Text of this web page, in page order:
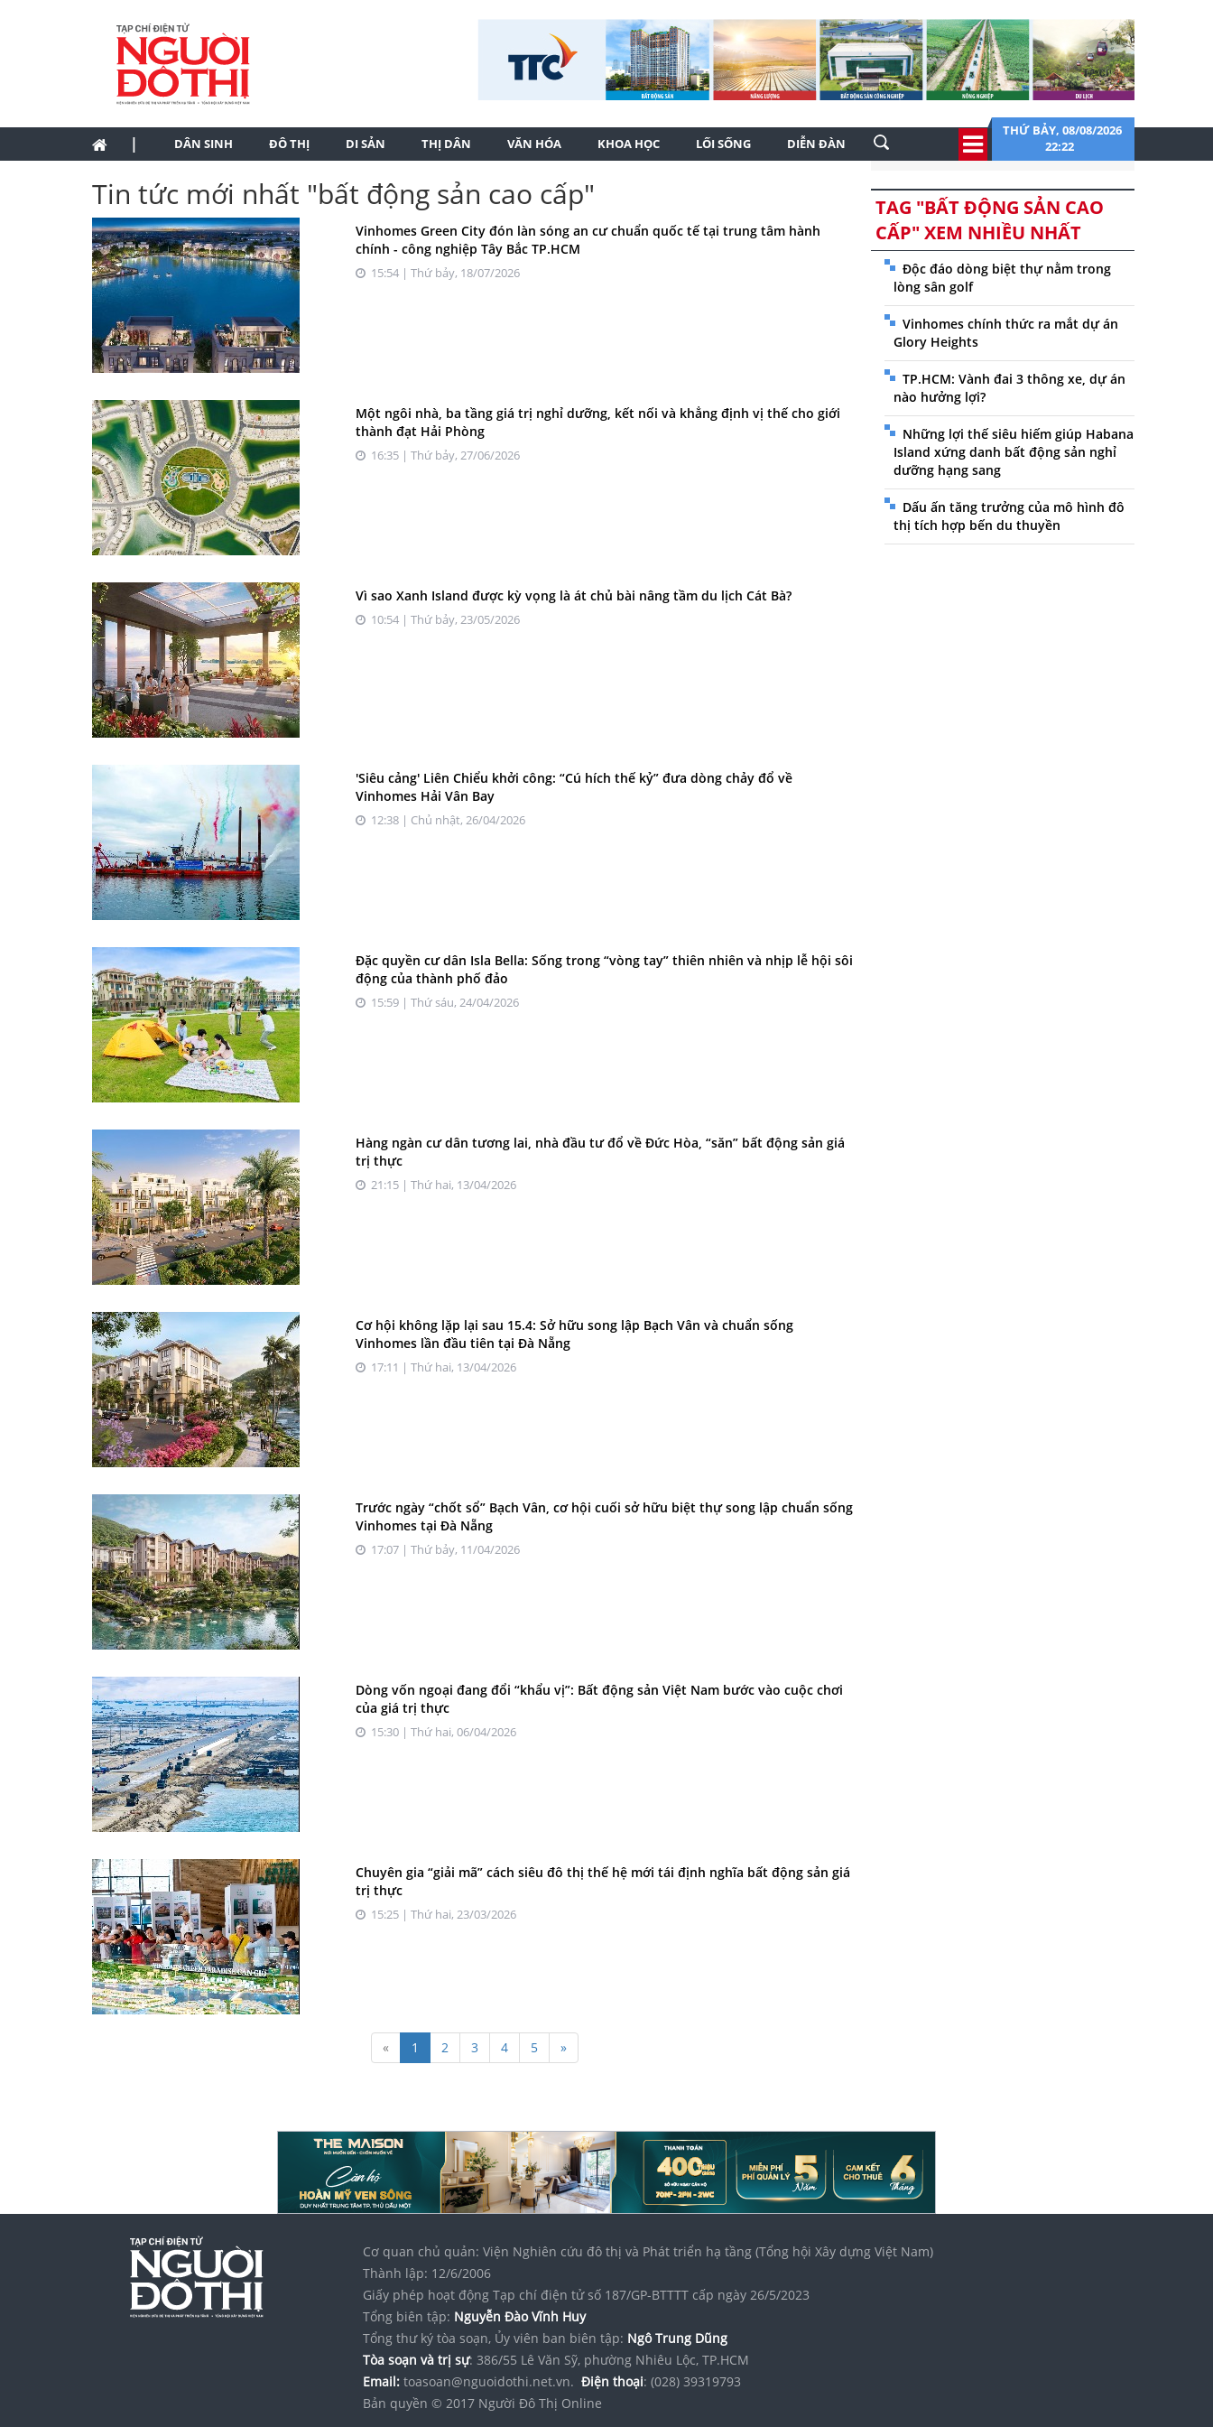
| DÂN SINH ĐÔ THỊ DI SẢN THỊ DÂN VĂN HÓA KHOA HỌC LỐI SỐNG DIỄN ĐÀN
THỨ BẢY, 08/08/2026
22:22
Tin tức mới nhất "bất động sản cao cấp"
Vinhomes Green City đón làn sóng an cư chuẩn quốc tế tại trung tâm hành
chính - công nghiệp Tây Bắc TP.HCM
15:54 | Thứ bảy, 18/07/2026
Một ngôi nhà, ba tầng giá trị nghỉ dưỡng, kết nối và khẳng định vị thế cho giới
thành đạt Hải Phòng
16:35 | Thứ bảy, 27/06/2026
Vì sao Xanh Island được kỳ vọng là át chủ bài nâng tầm du lịch Cát Bà?
10:54 | Thứ bảy, 23/05/2026
'Siêu cảng' Liên Chiểu khởi công: “Cú hích thế kỷ” đưa dòng chảy đổ về
Vinhomes Hải Vân Bay
12:38 | Chủ nhật, 26/04/2026
Đặc quyền cư dân Isla Bella: Sống trong “vòng tay” thiên nhiên và nhịp lễ hội sôi
động của thành phố đảo
15:59 | Thứ sáu, 24/04/2026
Hàng ngàn cư dân tương lai, nhà đầu tư đổ về Đức Hòa, “săn” bất động sản giá
trị thực
21:15 | Thứ hai, 13/04/2026
Cơ hội không lặp lại sau 15.4: Sở hữu song lập Bạch Vân và chuẩn sống
Vinhomes lần đầu tiên tại Đà Nẵng
17:11 | Thứ hai, 13/04/2026
Trước ngày “chốt sổ” Bạch Vân, cơ hội cuối sở hữu biệt thự song lập chuẩn sống
Vinhomes tại Đà Nẵng
17:07 | Thứ bảy, 11/04/2026
Dòng vốn ngoại đang đổi “khẩu vị”: Bất động sản Việt Nam bước vào cuộc chơi
của giá trị thực
15:30 | Thứ hai, 06/04/2026
Chuyên gia “giải mã” cách siêu đô thị thế hệ mới tái định nghĩa bất động sản giá
trị thực
15:25 | Thứ hai, 23/03/2026
« 1 2 3 4 5 »
TAG "BẤT ĐỘNG SẢN CAO
CẤP" XEM NHIỀU NHẤT
Độc đáo dòng biệt thự nằm trong
lòng sân golf
Vinhomes chính thức ra mắt dự án
Glory Heights
TP.HCM: Vành đai 3 thông xe, dự án
nào hưởng lợi?
Những lợi thế siêu hiếm giúp Habana
Island xứng danh bất động sản nghỉ
dưỡng hạng sang
Dấu ấn tăng trưởng của mô hình đô
thị tích hợp bến du thuyền
Cơ quan chủ quản: Viện Nghiên cứu đô thị và Phát triển hạ tầng (Tổng hội Xây dựng Việt Nam)
Thành lập: 12/6/2006
Giấy phép hoạt động Tạp chí điện tử số 187/GP-BTTTT cấp ngày 26/5/2023
Tổng biên tập: Nguyễn Đào Vĩnh Huy
Tổng thư ký tòa soạn, Ủy viên ban biên tập: Ngô Trung Dũng
Tòa soạn và trị sự: 386/55 Lê Văn Sỹ, phường Nhiêu Lộc, TP.HCM
Email: toasoan@nguoidothi.net.vn. Điện thoại: (028) 39319793
Bản quyền © 2017 Người Đô Thị Online